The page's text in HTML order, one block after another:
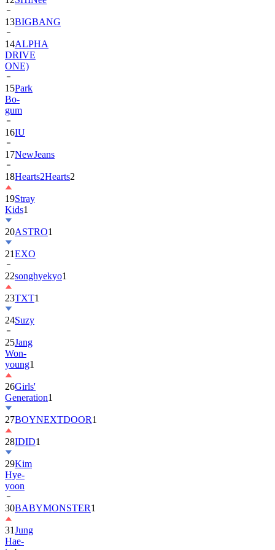
13BIGBANG
14ALPHA
DRIVE
ONE)
15Park
Bo-
gum
16IU
17NewJeans
18Hearts2Hearts2
19Stray
Kids1
20ASTRO1
21EXO
22songhyekyo1
23TXT1
24Suzy
25Jang
Won-
young1
26Girls'
Generation1
27BOYNEXTDOOR1
28IDID1
29Kim
Hye-
yoon
30BABYMONSTER1
31Jung
Hae-